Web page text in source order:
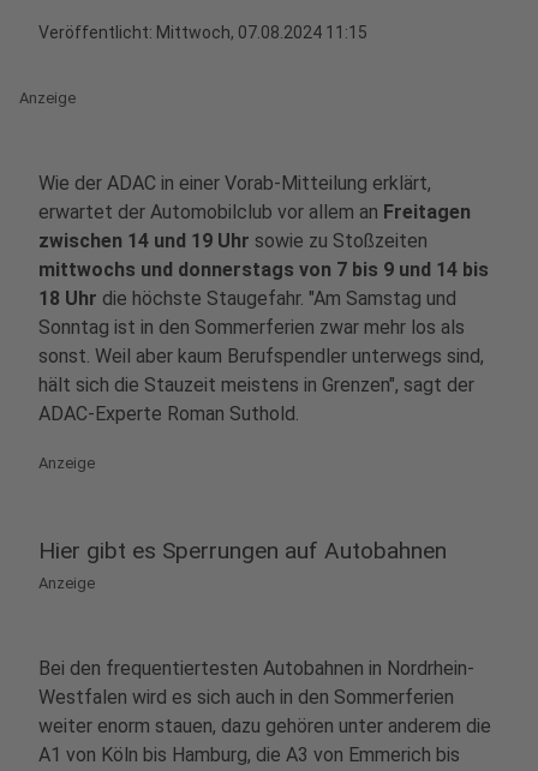
Veröffentlicht: Mittwoch, 07.08.2024 11:15
Anzeige
Wie der ADAC in einer Vorab-Mitteilung erklärt,
erwartet der Automobilclub vor allem an Freitagen
zwischen 14 und 19 Uhr sowie zu Stoßzeiten
mittwochs und donnerstags von 7 bis 9 und 14 bis
18 Uhr die höchste Staugefahr. "Am Samstag und
Sonntag ist in den Sommerferien zwar mehr los als
sonst. Weil aber kaum Berufspendler unterwegs sind,
hält sich die Stauzeit meistens in Grenzen", sagt der
ADAC-Experte Roman Suthold.
Anzeige
Hier gibt es Sperrungen auf Autobahnen
Anzeige
Bei den frequentiertesten Autobahnen in Nordrhein-
Westfalen wird es sich auch in den Sommerferien
weiter enorm stauen, dazu gehören unter anderem die
A1 von Köln bis Hamburg, die A3 von Emmerich bis